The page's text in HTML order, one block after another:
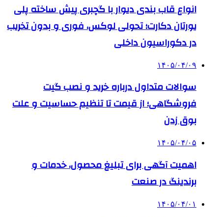
انواع قاب بندی دیوار با گچبری پیش ساخته پلی
یورتان دکارت؛ تحولی لوکس، فوری و بدون تخریب
در دکوراسیون داخلی
۱۴۰۵/۰۴/۰۹
سوالات متداول درباره خرید و نصب گیت
فروشگاهی؛ از قیمت تا تنظیم حساسیت و علت
بوق زدن
۱۴۰۵/۰۴/۰۵
اهمیت آگهی برای تبلیغ محصول، خدمات و
برندینگ در صنعت
۱۴۰۵/۰۴/۰۱